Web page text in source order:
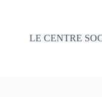
LE CENTRE